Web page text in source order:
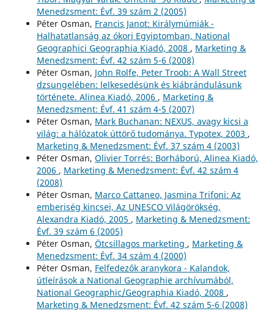
Menedzsment: Évf. 39 szám 2 (2005)
Péter Osman, Francis Janot: Királymúmiák -
Halhatatlanság az ókori Egyiptomban, National
Geographici Geographia Kiadó, 2008 , Marketing &
Menedzsment: Évf. 42 szám 5-6 (2008)
Péter Osman, John Rolfe, Peter Troob: A Wall Street
dzsungelében: lelkesedésünk és kiábrándulásunk
története. Alinea Kiadó, 2006 , Marketing &
Menedzsment: Évf. 41 szám 4-5 (2007)
Péter Osman, Mark Buchanan: NEXUS, avagy kicsi a
világ: a hálózatok úttörő tudománya. Typotex, 2003 ,
Marketing & Menedzsment: Évf. 37 szám 4 (2003)
Péter Osman, Olivier Torrés: Borháború, Alinea Kiadó,
2006 , Marketing & Menedzsment: Évf. 42 szám 4
(2008)
Péter Osman, Marco Cattaneo, Jasmina Trifoni: Az
emberiség kincsei, Az UNESCO Világörökség,
Alexandra Kiadó, 2005 , Marketing & Menedzsment:
Évf. 39 szám 6 (2005)
Péter Osman, Ötcsillagos marketing , Marketing &
Menedzsment: Évf. 34 szám 4 (2000)
Péter Osman, Felfedezők aranykora - Kalandok,
útleírások a National Geographie archívumából,
National Geographic/Geographia Kiadó, 2008 ,
Marketing & Menedzsment: Évf. 42 szám 5-6 (2008)